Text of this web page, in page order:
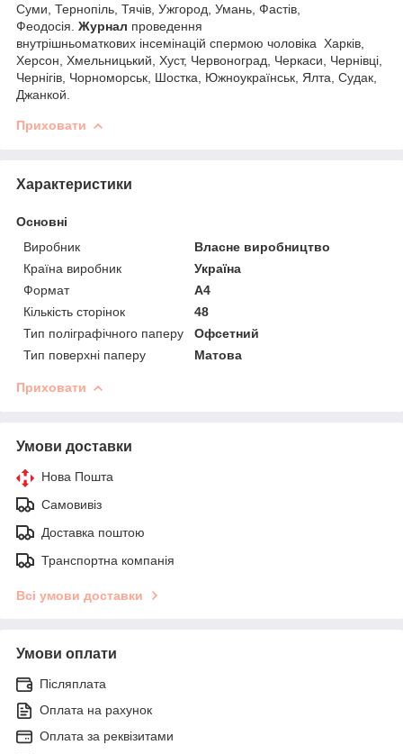
Суми, Тернопіль, Тячів, Ужгород, Умань, Фастів,
Феодосія. Журнал проведення
внутрішньоматкових інсемінацій спермою чоловіка Харків,
Херсон, Хмельницький, Хуст, Червоноград, Черкаси, Чернівці,
Чернігів, Чорноморськ, Шостка, Южноукраїнськ, Ялта, Судак,
Джанкой.
Приховати
Характеристики
Основні
Виробник
Власне виробництво
Країна виробник
Україна
Формат
A4
Кількість сторінок
48
Тип поліграфічного паперу
Офсетний
Тип поверхні паперу
Матова
Приховати
Умови доставки
Нова Пошта
Самовивіз
Доставка поштою
Транспортна компанія
Всі умови доставки
Умови оплати
Післяплата
Оплата на рахунок
Оплата за реквізитами